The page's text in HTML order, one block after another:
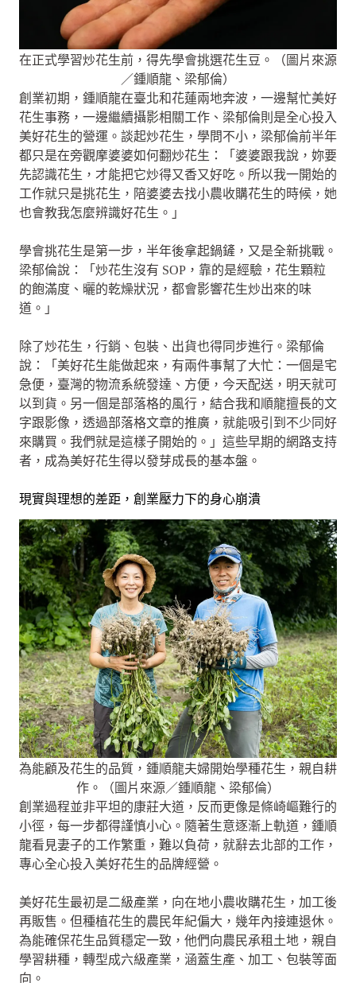
在正式學習炒花生前，得先學會挑選花生豆。（圖片來源
／鍾順龍、梁郁倫）
創業初期，鍾順龍在臺北和花蓮兩地奔波，一邊幫忙美好
花生事務，一邊繼續攝影相關工作、梁郁倫則是全心投入
美好花生的營運。談起炒花生，學問不小，梁郁倫前半年
都只是在旁觀摩婆婆如何翻炒花生：「婆婆跟我說，妳要
先認識花生，才能把它炒得又香又好吃。所以我一開始的
工作就只是挑花生，陪婆婆去找小農收購花生的時候，她
也會教我怎麼辨識好花生。」
學會挑花生是第一步，半年後拿起鍋鏟，又是全新挑戰。
梁郁倫說：「炒花生沒有 SOP，靠的是經驗，花生顆粒
的飽滿度、曬的乾燥狀況，都會影響花生炒出來的味
道。」
除了炒花生，行銷、包裝、出貨也得同步進行。梁郁倫
說：「美好花生能做起來，有兩件事幫了大忙：一個是宅
急便，臺灣的物流系統發達、方便，今天配送，明天就可
以到貨。另一個是部落格的風行，結合我和順龍擅長的文
字跟影像，透過部落格文章的推廣，就能吸引到不少同好
來購買。我們就是這樣子開始的。」這些早期的網路支持
者，成為美好花生得以發芽成長的基本盤。
現實與理想的差距，創業壓力下的身心崩潰
為能顧及花生的品質，鍾順龍夫婦開始學種花生，親自耕
作。（圖片來源／鍾順龍、梁郁倫）
創業過程並非平坦的康莊大道，反而更像是條崎嶇難行的
小徑，每一步都得謹慎小心。隨著生意逐漸上軌道，鍾順
龍看見妻子的工作繁重，難以負荷，就辭去北部的工作，
專心全心投入美好花生的品牌經營。
美好花生最初是二級產業，向在地小農收購花生，加工後
再販售。但種植花生的農民年紀偏大，幾年內接連退休。
為能確保花生品質穩定一致，他們向農民承租土地，親自
學習耕種，轉型成六級產業，涵蓋生產、加工、包裝等面
向。